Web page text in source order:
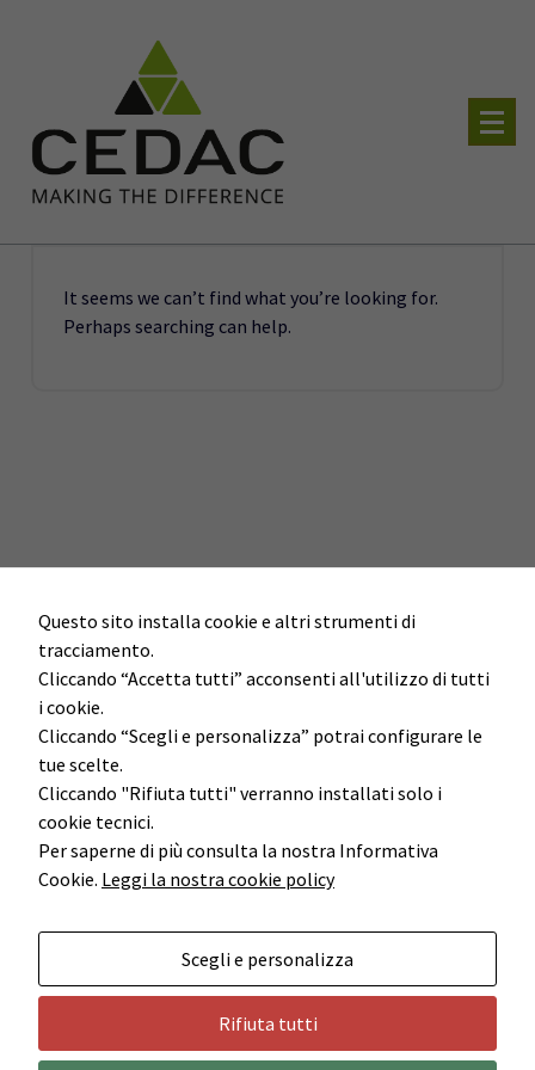
It seems we can’t find what you’re looking for.
Perhaps searching can help.
Cedac Holding S.r.l. - P.I. 02855451205© 2014 |
Questo sito installa cookie e altri strumenti di
tracciamento.
Cliccando “Accetta tutti” acconsenti all'utilizzo di tutti
i cookie.
Cliccando “Scegli e personalizza” potrai configurare le
tue scelte.
Cliccando "Rifiuta tutti" verranno installati solo i
cookie tecnici.
Per saperne di più consulta la nostra Informativa
Cookie. Leggi la nostra cookie policy
Scegli e personalizza
Rifiuta tutti